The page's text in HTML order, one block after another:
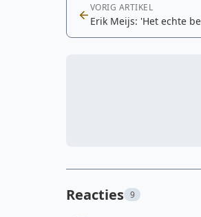
VORIG ARTIKEL
Erik Meijs: 'Het echte
Reacties 9